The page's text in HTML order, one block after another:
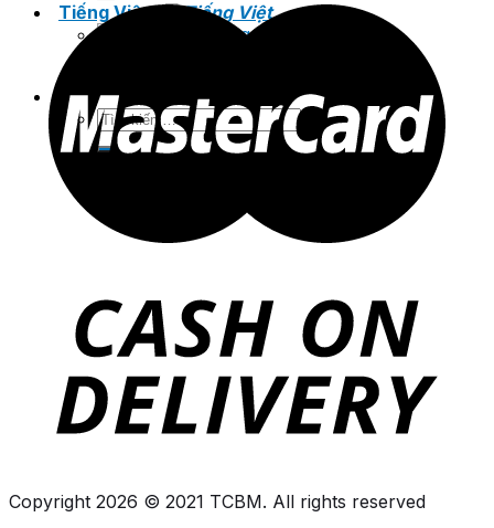
Tiếng Việt
Tiếng Việt
Tìm
kiếm:
Copyright 2026 © 2021 TCBM. All rights reserved